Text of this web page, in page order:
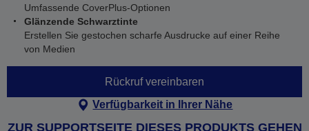
Umfassende CoverPlus-Optionen
Glänzende Schwarztinte
Erstellen Sie gestochen scharfe Ausdrucke auf einer Reihe
von Medien
Rückruf vereinbaren
Verfügbarkeit in Ihrer Nähe
ZUR SUPPORTSEITE DIESES PRODUKTS GEHEN